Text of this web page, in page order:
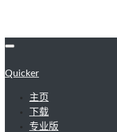
Quicker
主页
下载
专业版